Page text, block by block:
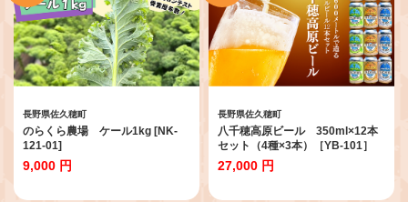
長野県佐久穂町
のらくら農場 ケール1kg [NK-
121-01]
9,000 円
長野県佐久穂町
八千穂高原ビール 350ml×12本
セット（4種×3本）［YB-101］
27,000 円